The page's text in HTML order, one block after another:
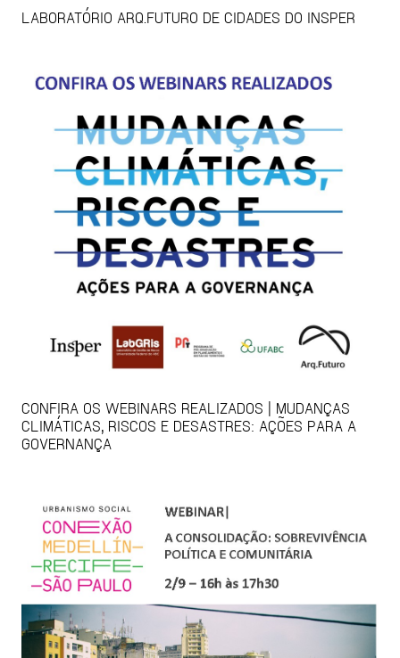
LABORATÓRIO ARQ.FUTURO DE CIDADES DO INSPER
CONFIRA OS WEBINARS REALIZADOS | MUDANÇAS
CLIMÁTICAS, RISCOS E DESASTRES: AÇÕES PARA A
GOVERNANÇA